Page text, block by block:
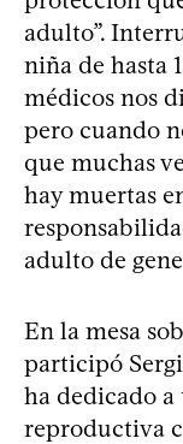
adulto”.
niña de hasta
médicos nos
pero cuando
que muchas
hay muertas
adulto de
En la mesa
participó
ha dedicado a
reproductiva